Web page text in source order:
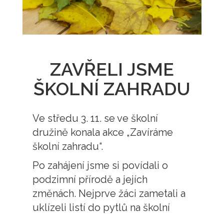
ZAVŘELI JSME
ŠKOLNÍ ZAHRADU
Ve středu 3. 11. se ve školní
družině konala akce „Zavíráme
školní zahradu“.
Po zahájení jsme si povídali o
podzimní přírodě a jejích
změnách. Nejprve žáci zametali a
uklízeli listí do pytlů na školní